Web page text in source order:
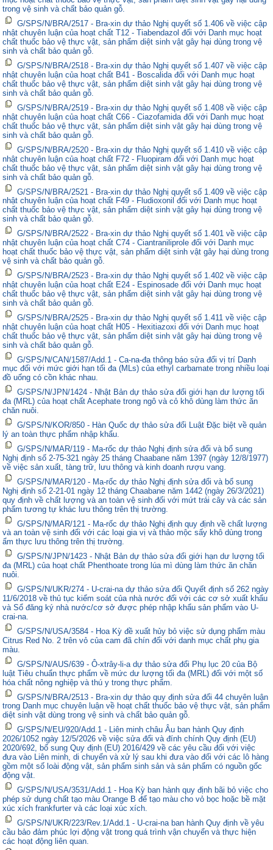
trong vệ sinh và chất bảo quản gỗ.
G/SPS/N/BRA/2517 - Bra-xin dự thảo Nghị quyết số 1.406 về việc cập
nhật chuyên luận của hoạt chất T12 - Tiabendazol đối với Danh mục hoạt
chất thuốc bảo vệ thực vật, sản phẩm diệt sinh vật gây hại dùng trong vệ
sinh và chất bảo quản gỗ.
G/SPS/N/BRA/2518 - Bra-xin dự thảo Nghị quyết số 1.407 về việc cập
nhật chuyên luận của hoạt chất B41 - Boscalida đối với Danh mục hoạt
chất thuốc bảo vệ thực vật, sản phẩm diệt sinh vật gây hại dùng trong vệ
sinh và chất bảo quản gỗ.
G/SPS/N/BRA/2519 - Bra-xin dự thảo Nghị quyết số 1.408 về việc cập
nhật chuyên luận của hoạt chất C66 - Ciazofamida đối với Danh mục hoạt
chất thuốc bảo vệ thực vật, sản phẩm diệt sinh vật gây hại dùng trong vệ
sinh và chất bảo quản gỗ.
G/SPS/N/BRA/2520 - Bra-xin dự thảo Nghị quyết số 1.410 về việc cập
nhật chuyên luận của hoạt chất F72 - Fluopiram đối với Danh mục hoạt
chất thuốc bảo vệ thực vật, sản phẩm diệt sinh vật gây hại dùng trong vệ
sinh và chất bảo quản gỗ.
G/SPS/N/BRA/2521 - Bra-xin dự thảo Nghị quyết số 1.409 về việc cập
nhật chuyên luận của hoạt chất F49 - Fludioxonil đối với Danh mục hoạt
chất thuốc bảo vệ thực vật, sản phẩm diệt sinh vật gây hại dùng trong vệ
sinh và chất bảo quản gỗ.
G/SPS/N/BRA/2522 - Bra-xin dự thảo Nghị quyết số 1.401 về việc cập
nhật chuyên luận của hoạt chất C74 - Ciantraniliprole đối với Danh mục
hoạt chất thuốc bảo vệ thực vật, sản phẩm diệt sinh vật gây hại dùng trong
vệ sinh và chất bảo quản gỗ.
G/SPS/N/BRA/2523 - Bra-xin dự thảo Nghị quyết số 1.402 về việc cập
nhật chuyên luận của hoạt chất E24 - Espinosade đối với Danh mục hoạt
chất thuốc bảo vệ thực vật, sản phẩm diệt sinh vật gây hại dùng trong vệ
sinh và chất bảo quản gỗ.
G/SPS/N/BRA/2525 - Bra-xin dự thảo Nghị quyết số 1.411 về việc cập
nhật chuyên luận của hoạt chất H05 - Hexitiazoxi đối với Danh mục hoạt
chất thuốc bảo vệ thực vật, sản phẩm diệt sinh vật gây hại dùng trong vệ
sinh và chất bảo quản gỗ.
G/SPS/N/CAN/1587/Add.1 - Ca-na-đa thông báo sửa đổi vị trí Danh
mục đối với mức giới hạn tối đa (MLs) của ethyl carbamate trong nhiều loại
đồ uống có cồn khác nhau.
G/SPS/N/JPN/1424 - Nhật Bản dự thảo sửa đổi giới hạn dư lượng tối
đa (MRL) của hoạt chất Acephate trong ngô và cỏ khô dùng làm thức ăn
chăn nuôi.
G/SPS/N/KOR/850 - Hàn Quốc dự thảo sửa đổi Luật Đặc biệt về quản
lý an toàn thực phẩm nhập khẩu.
G/SPS/N/MAR/119 - Ma-rốc dự thảo Nghị định sửa đổi và bổ sung
Nghị định số 2-75-321 ngày 25 tháng Chaabane năm 1397 (ngày 12/8/1977)
về việc sản xuất, tàng trữ, lưu thông và kinh doanh rượu vang.
G/SPS/N/MAR/120 - Ma-rốc dự thảo Nghị định sửa đổi và bổ sung
Nghị định số 2-21-01 ngày 12 tháng Chaabane năm 1442 (ngày 26/3/2021)
quy định về chất lượng và an toàn vệ sinh đối với mứt trái cây và các sản
phẩm tương tự khác lưu thông trên thị trường.
G/SPS/N/MAR/121 - Ma-rốc dự thảo Nghị định quy định về chất lượng
và an toàn vệ sinh đối với các loại gia vị và thảo mộc sấy khô dùng trong
ẩm thực lưu thông trên thị trường.
G/SPS/N/JPN/1423 - Nhật Bản dự thảo sửa đổi giới hạn dư lượng tối
đa (MRL) của hoạt chất Phenthoate trong lúa mì dùng làm thức ăn chăn
nuôi.
G/SPS/N/UKR/274 - U-crai-na dự thảo sửa đổi Quyết định số 262 ngày
11/6/2018 về thủ tục kiểm soát của nhà nước đối với các cơ sở xuất khẩu
và Sổ đăng ký nhà nước/cơ sở được phép nhập khẩu sản phẩm vào U-
crai-na.
G/SPS/N/USA/3584 - Hoa Kỳ đề xuất hủy bỏ việc sử dụng phẩm màu
Citrus Red No. 2 trên vỏ của cam đã chín đối với danh mục chất phụ gia
màu.
G/SPS/N/AUS/639 - Ô-xtrây-li-a dự thảo sửa đổi Phụ lục 20 của Bộ
luật Tiêu chuẩn thực phẩm về mức dư lượng tối đa (MRL) đối với một số
hóa chất nông nghiệp và thú y trong thực phẩm.
G/SPS/N/BRA/2513 - Bra-xin dự thảo quy định sửa đổi 44 chuyên luận
trong Danh mục chuyên luận về hoạt chất thuốc bảo vệ thực vật, sản phẩm
diệt sinh vật dùng trong vệ sinh và chất bảo quản gỗ.
G/SPS/N/EU/920/Add.1 - Liên minh châu Âu ban hành Quy định
2026/1052 ngày 12/5/2026 về việc sửa đổi và đính chính Quy định (EU)
2020/692, bổ sung Quy định (EU) 2016/429 về các yêu cầu đối với việc
đưa vào Liên minh, di chuyển và xử lý sau khi đưa vào đối với các lô hàng
gồm một số loài động vật, sản phẩm sinh sản và sản phẩm có nguồn gốc
động vật.
G/SPS/N/USA/3531/Add.1 - Hoa Kỳ ban hành quy định bãi bỏ việc cho
phép sử dụng chất tạo màu Orange B để tạo màu cho vỏ bọc hoặc bề mặt
xúc xích frankfurter và các loại xúc xích.
G/SPS/N/UKR/223/Rev.1/Add.1 - U-crai-na ban hành Quy định về yêu
cầu bảo đảm phúc lợi động vật trong quá trình vận chuyển và thực hiện
các hoạt động liên quan.